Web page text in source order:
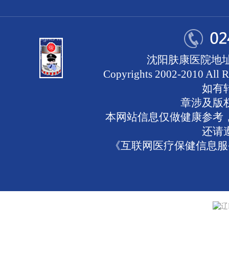
沈阳肤康医院地
Copyrights 2002-2010 All
如有
章涉及版
本网站信息仅做健康参考
还请
《互联网医疗保健信息
辽